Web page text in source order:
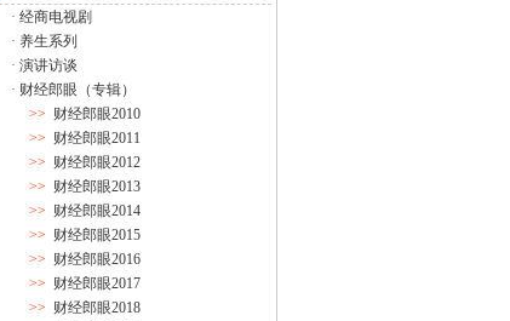
· 经商电视剧
· 养生系列
· 演讲访谈
· 财经郎眼（专辑）
>> 财经郎眼2010
>> 财经郎眼2011
>> 财经郎眼2012
>> 财经郎眼2013
>> 财经郎眼2014
>> 财经郎眼2015
>> 财经郎眼2016
>> 财经郎眼2017
>> 财经郎眼2018